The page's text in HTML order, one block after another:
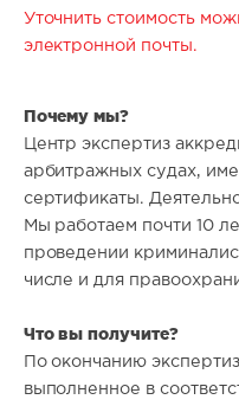
Уточнить стоимость
электронной почты.
Почему мы?
Центр экспертиз
арбитражных судах,
сертификаты.
Мы работаем почти 10
проведении
числе и для
Что вы получите?
По окончанию
выполненное в